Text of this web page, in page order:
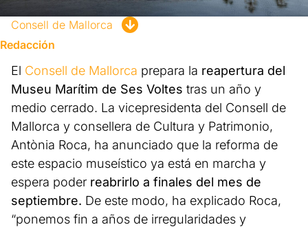
Consell de Mallorca
Redacción
El Consell de Mallorca prepara la reapertura del
Museu Marítim de Ses Voltes tras un año y
medio cerrado. La vicepresidenta del Consell de
Mallorca y consellera de Cultura y Patrimonio,
Antònia Roca, ha anunciado que la reforma de
este espacio museístico ya está en marcha y
espera poder reabrirlo a finales del mes de
septiembre. De este modo, ha explicado Roca,
“ponemos fin a años de irregularidades y